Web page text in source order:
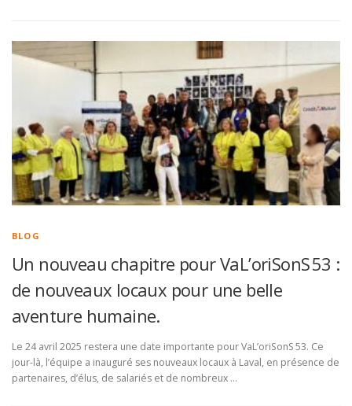
BLOG
Un nouveau chapitre pour VaL’oriSonS 53 :
de nouveaux locaux pour une belle
aventure humaine.
Le 24 avril 2025 restera une date importante pour VaL’oriSonS 53. Ce
jour-là, l’équipe a inauguré ses nouveaux locaux à Laval, en présence de
partenaires, d’élus, de salariés et de nombreux …